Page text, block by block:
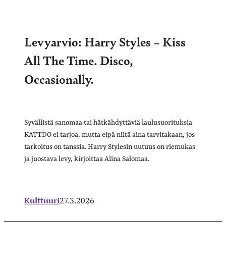
Levyarvio: Harry Styles – Kiss
All The Time. Disco,
Occasionally.
Syvällistä sanomaa tai hätkähdyttäviä laulusuorituksia
KATTDO ei tarjoa, mutta eipä niitä aina tarvitakaan, jos
tarkoitus on tanssia. Harry Stylesin uutuus on riemukas
ja juostava levy, kirjoittaa Alina Salomaa.
Kulttuuri27.3.2026